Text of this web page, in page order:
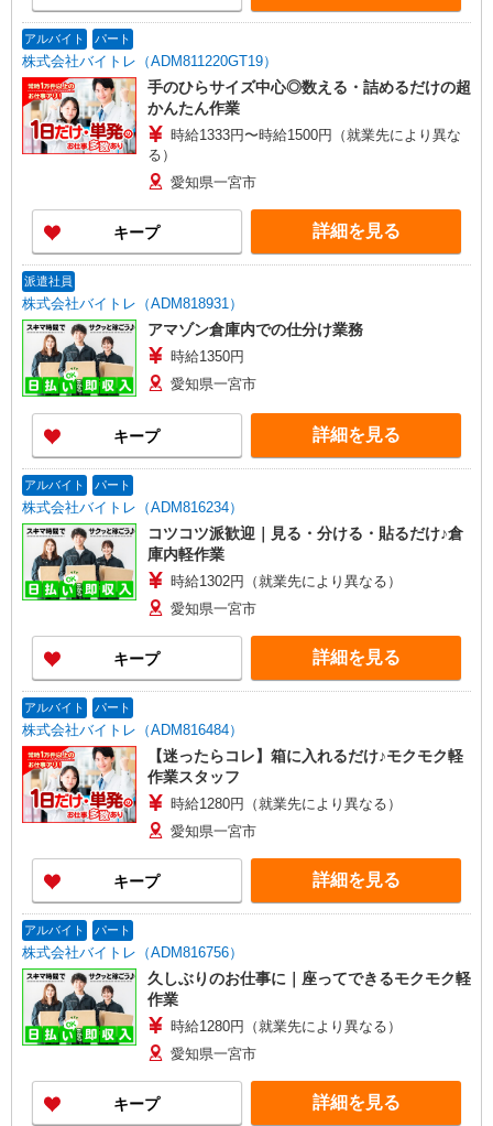
アルバイト パート
株式会社バイトレ（ADM811220GT19）
手のひらサイズ中心◎数える・詰めるだけの超
かんたん作業
時給1333円〜時給1500円（就業先により異な
る）
愛知県一宮市
キープ 詳細を見る
派遣社員
株式会社バイトレ（ADM818931）
アマゾン倉庫内での仕分け業務
時給1350円
愛知県一宮市
キープ 詳細を見る
アルバイト パート
株式会社バイトレ（ADM816234）
コツコツ派歓迎｜見る・分ける・貼るだけ♪倉
庫内軽作業
時給1302円（就業先により異なる）
愛知県一宮市
キープ 詳細を見る
アルバイト パート
株式会社バイトレ（ADM816484）
【迷ったらコレ】箱に入れるだけ♪モクモク軽
作業スタッフ
時給1280円（就業先により異なる）
愛知県一宮市
キープ 詳細を見る
アルバイト パート
株式会社バイトレ（ADM816756）
久しぶりのお仕事に｜座ってできるモクモク軽
作業
時給1280円（就業先により異なる）
愛知県一宮市
キープ 詳細を見る